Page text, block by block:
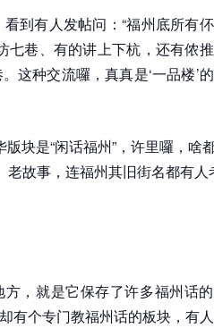
到有人发帖问：“福州底所有
七巷、有的讲上下杭，还有侬
这种交流囉，真真是‘一品楼’
块是“闲话福州”，许里囉，啥
老故事，连福州其旧街名都有人
，就是它保存了许多福州话
有个专门教福州话的板块，有